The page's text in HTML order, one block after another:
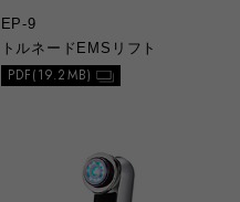
EP-9
トルネードEMSリフト
PDF(19.2MB)